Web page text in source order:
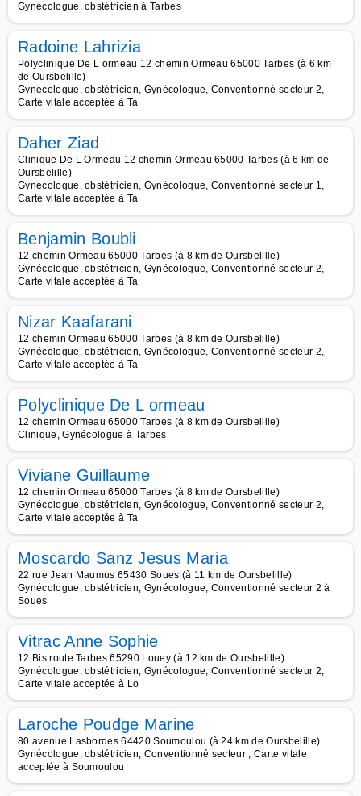
Gynécologue, obstétricien à Tarbes
Radoine Lahrizia
Polyclinique De L ormeau 12 chemin Ormeau 65000 Tarbes (à 6 km
de Oursbelille)
Gynécologue, obstétricien, Gynécologue, Conventionné secteur 2,
Carte vitale acceptée à Ta
Daher Ziad
Clinique De L Ormeau 12 chemin Ormeau 65000 Tarbes (à 6 km de
Oursbelille)
Gynécologue, obstétricien, Gynécologue, Conventionné secteur 1,
Carte vitale acceptée à Ta
Benjamin Boubli
12 chemin Ormeau 65000 Tarbes (à 8 km de Oursbelille)
Gynécologue, obstétricien, Gynécologue, Conventionné secteur 2,
Carte vitale acceptée à Ta
Nizar Kaafarani
12 chemin Ormeau 65000 Tarbes (à 8 km de Oursbelille)
Gynécologue, obstétricien, Gynécologue, Conventionné secteur 2,
Carte vitale acceptée à Ta
Polyclinique De L ormeau
12 chemin Ormeau 65000 Tarbes (à 8 km de Oursbelille)
Clinique, Gynécologue à Tarbes
Viviane Guillaume
12 chemin Ormeau 65000 Tarbes (à 8 km de Oursbelille)
Gynécologue, obstétricien, Gynécologue, Conventionné secteur 2,
Carte vitale acceptée à Ta
Moscardo Sanz Jesus Maria
22 rue Jean Maumus 65430 Soues (à 11 km de Oursbelille)
Gynécologue, obstétricien, Gynécologue, Conventionné secteur 2 à
Soues
Vitrac Anne Sophie
12 Bis route Tarbes 65290 Louey (à 12 km de Oursbelille)
Gynécologue, obstétricien, Gynécologue, Conventionné secteur 2,
Carte vitale acceptée à Lo
Laroche Poudge Marine
80 avenue Lasbordes 64420 Soumoulou (à 24 km de Oursbelille)
Gynécologue, obstétricien, Conventionné secteur , Carte vitale
acceptée à Soumoulou